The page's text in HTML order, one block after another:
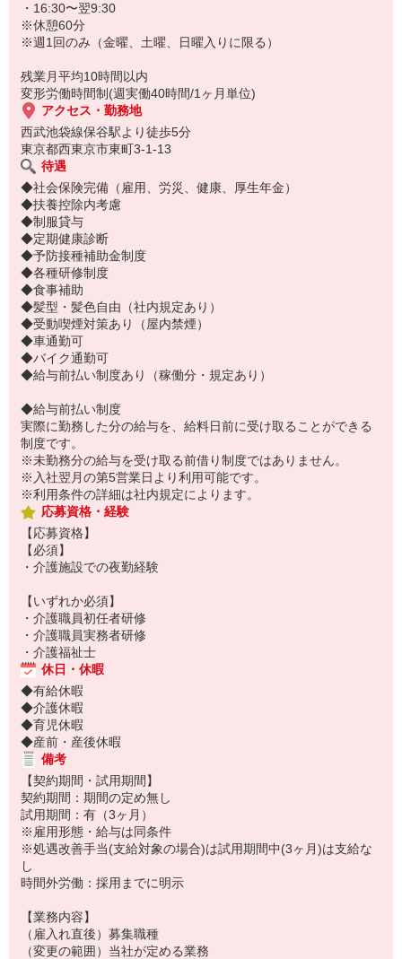
・16:30〜翌9:30
※休憩60分
※週1回のみ（金曜、土曜、日曜入りに限る）
残業月平均10時間以内
変形労働時間制(週実働40時間/1ヶ月単位)
アクセス・勤務地
西武池袋線保谷駅より徒歩5分
東京都西東京市東町3-1-13
待遇
◆社会保険完備（雇用、労災、健康、厚生年金）
◆扶養控除内考慮
◆制服貸与
◆定期健康診断
◆予防接種補助金制度
◆各種研修制度
◆食事補助
◆髪型・髪色自由（社内規定あり）
◆受動喫煙対策あり（屋内禁煙）
◆車通勤可
◆バイク通勤可
◆給与前払い制度あり（稼働分・規定あり）
◆給与前払い制度
実際に勤務した分の給与を、給料日前に受け取ることができる
制度です。
※未勤務分の給与を受け取る前借り制度ではありません。
※入社翌月の第5営業日より利用可能です。
※利用条件の詳細は社内規定によります。
応募資格・経験
【応募資格】
【必須】
・介護施設での夜勤経験
【いずれか必須】
・介護職員初任者研修
・介護職員実務者研修
・介護福祉士
休日・休暇
◆有給休暇
◆介護休暇
◆育児休暇
◆産前・産後休暇
備考
【契約期間・試用期間】
契約期間：期間の定め無し
試用期間：有（3ヶ月）
※雇用形態・給与は同条件
※処遇改善手当(支給対象の場合)は試用期間中(3ヶ月)は支給な
し
時間外労働：採用までに明示
【業務内容】
（雇入れ直後）募集職種
（変更の範囲）当社が定める業務